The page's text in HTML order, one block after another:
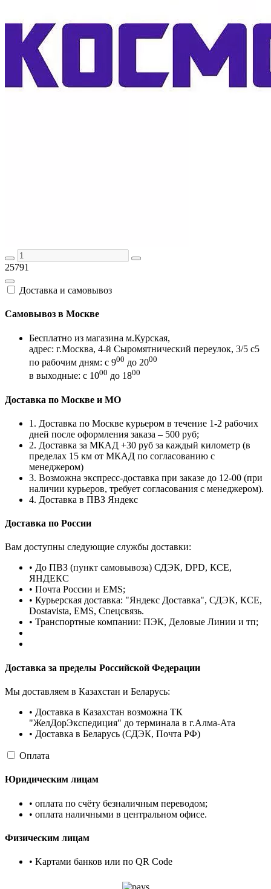
25791
Доставка и самовывоз
Самовывоз в Москве
Бесплатно из магазина м.Курская,
адрес: г.Москва, 4-й Сыромятнический переулок, 3/5 с5
по рабочим дням: с 900 до 2000
в выходные: с 1000 до 1800
Доставка по Москве и МО
1. Доставка по Москве курьером в течение 1-2 рабочих
дней после оформления заказа – 500 руб;
2. Доставка за МКАД +30 руб за каждый километр (в
пределах 15 км от МКАД по согласованию с
менеджером)
3. Возможна экспресс-доставка при заказе до 12-00 (при
наличии курьеров, требует согласования с менеджером).
4. Доставка в ПВЗ Яндекс
Доставка по России
Вам доступны следующие службы доставки:
• До ПВЗ (пункт самовывоза) СДЭК, DPD, КСЕ,
ЯНДЕКС
• Почта России и EMS;
• Курьерская доставка: "Яндекс Доставка", СДЭК, КСЕ,
Dostavista, EMS, Спецсвязь.
• Транспортные компании: ПЭК, Деловые Линии и тп;
Доставка за пределы Российской Федерации
Мы доставляем в Казахстан и Беларусь:
• Доставка в Казахстан возможна ТК
"ЖелДорЭкспедиция" до терминала в г.Алма-Ата
• Доставка в Беларусь (СДЭК, Почта РФ)
Оплата
Юридическим лицам
• оплата по счёту безналичным переводом;
• оплата наличными в центральном офисе.
Физическим лицам
• Kартами банков или по QR Code